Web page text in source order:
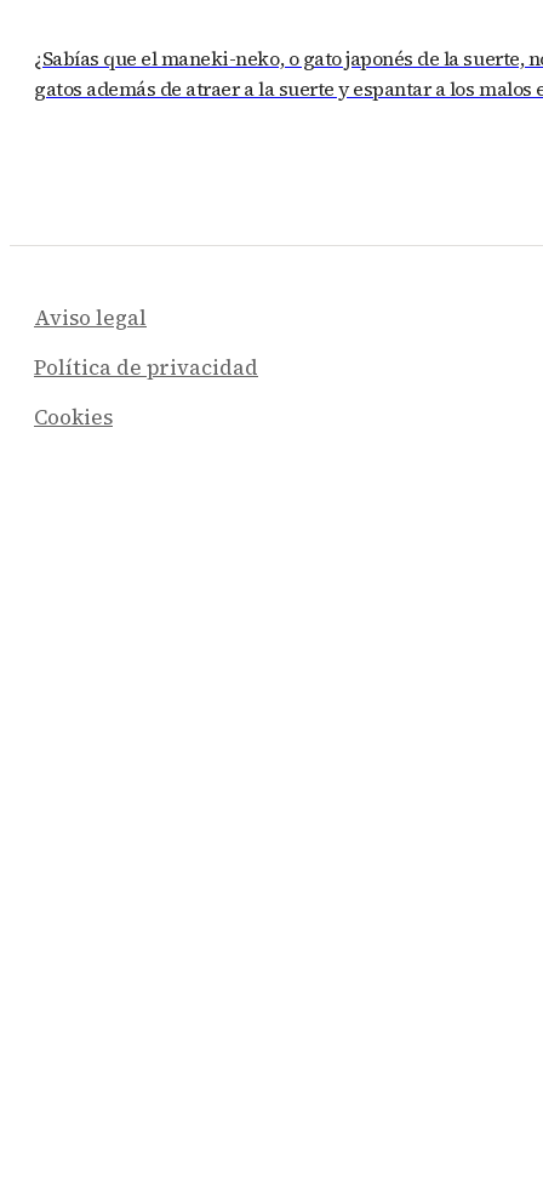
¿Sabías que el maneki-neko, o gato japonés de la
gatos además de atraer a la suerte y espantar a los
Aviso legal
Política de privacidad
Cookies